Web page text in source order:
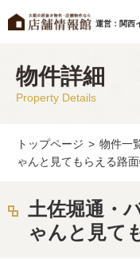
運営：関西
物件詳細
Property Details
トップページ > 物件一
ゃんと見てもらえる路
土佐堀通・
ゃんと見て